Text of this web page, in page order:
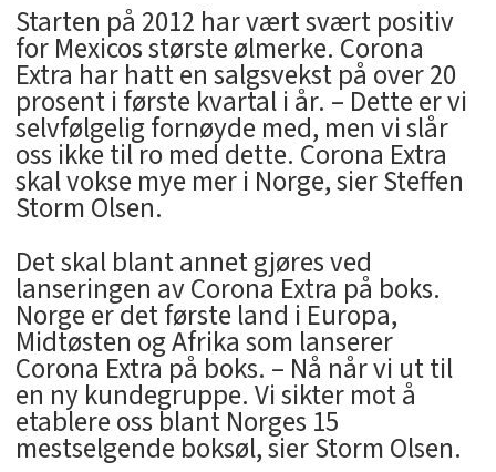
Starten på 2012 har vært svært positiv
for Mexicos største ølmerke. Corona
Extra har hatt en salgsvekst på over 20
prosent i første kvartal i år. – Dette er vi
selvfølgelig fornøyde med, men vi slår
oss ikke til ro med dette. Corona Extra
skal vokse mye mer i Norge, sier Steffen
Storm Olsen.
Det skal blant annet gjøres ved
lanseringen av Corona Extra på boks.
Norge er det første land i Europa,
Midtøsten og Afrika som lanserer
Corona Extra på boks. – Nå når vi ut til
en ny kundegruppe. Vi sikter mot å
etablere oss blant Norges 15
mestselgende boksøl, sier Storm Olsen.